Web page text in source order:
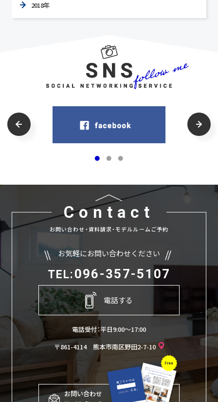
2018年
Contact
お問い合わせ・資料請求・モデルルームご予約
お気軽にお問い合わせください
TEL:096-357-5107
電話する
電話受付：平日9:00〜17:00
〒861-4114 熊本市南区野田2-7-10
お問い合わせ